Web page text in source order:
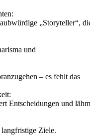
„Storyteller“,
und
– es fehlt das
Entscheidungen und
Ziele.